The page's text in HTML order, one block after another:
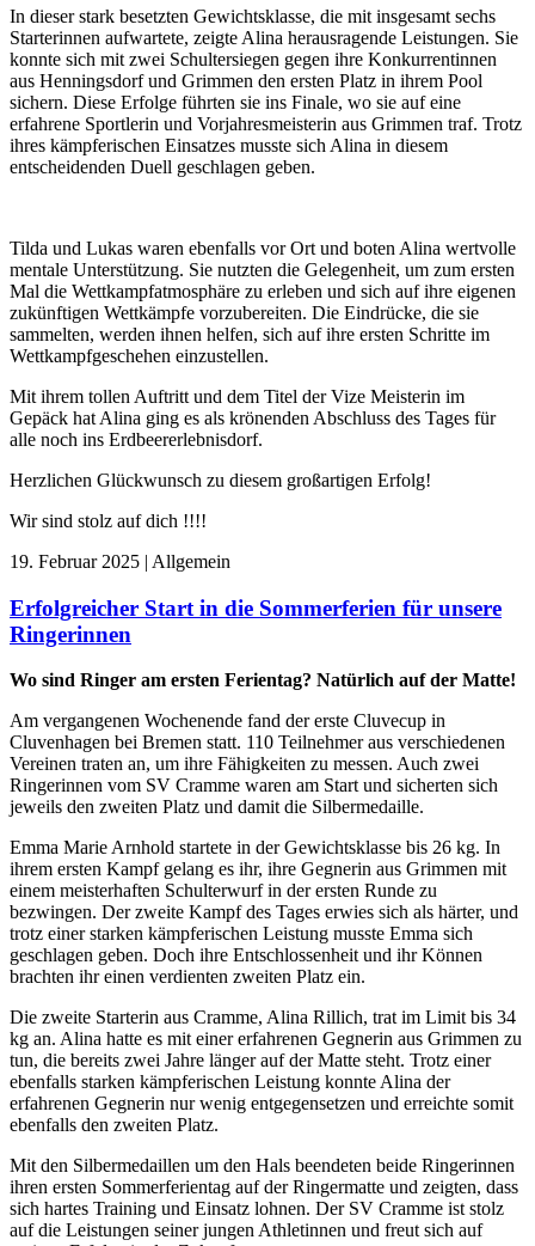
In dieser stark besetzten Gewichtsklasse, die mit insgesamt sechs
Starterinnen aufwartete, zeigte Alina herausragende Leistungen. Sie
konnte sich mit zwei Schultersiegen gegen ihre Konkurrentinnen
aus Henningsdorf und Grimmen den ersten Platz in ihrem Pool
sichern. Diese Erfolge führten sie ins Finale, wo sie auf eine
erfahrene Sportlerin und Vorjahresmeisterin aus Grimmen traf. Trotz
ihres kämpferischen Einsatzes musste sich Alina in diesem
entscheidenden Duell geschlagen geben.
Tilda und Lukas waren ebenfalls vor Ort und boten Alina wertvolle
mentale Unterstützung. Sie nutzten die Gelegenheit, um zum ersten
Mal die Wettkampfatmosphäre zu erleben und sich auf ihre eigenen
zukünftigen Wettkämpfe vorzubereiten. Die Eindrücke, die sie
sammelten, werden ihnen helfen, sich auf ihre ersten Schritte im
Wettkampfgeschehen einzustellen.
Mit ihrem tollen Auftritt und dem Titel der Vize Meisterin im
Gepäck hat Alina ging es als krönenden Abschluss des Tages für
alle noch ins Erdbeererlebnisdorf.
Herzlichen Glückwunsch zu diesem großartigen Erfolg!
Wir sind stolz auf dich !!!!
19. Februar 2025 | Allgemein
Erfolgreicher Start in die Sommerferien für unsere
Ringerinnen
Wo sind Ringer am ersten Ferientag? Natürlich auf der Matte!
Am vergangenen Wochenende fand der erste Cluvecup in
Cluvenhagen bei Bremen statt. 110 Teilnehmer aus verschiedenen
Vereinen traten an, um ihre Fähigkeiten zu messen. Auch zwei
Ringerinnen vom SV Cramme waren am Start und sicherten sich
jeweils den zweiten Platz und damit die Silbermedaille.
Emma Marie Arnhold startete in der Gewichtsklasse bis 26 kg. In
ihrem ersten Kampf gelang es ihr, ihre Gegnerin aus Grimmen mit
einem meisterhaften Schulterwurf in der ersten Runde zu
bezwingen. Der zweite Kampf des Tages erwies sich als härter, und
trotz einer starken kämpferischen Leistung musste Emma sich
geschlagen geben. Doch ihre Entschlossenheit und ihr Können
brachten ihr einen verdienten zweiten Platz ein.
Die zweite Starterin aus Cramme, Alina Rillich, trat im Limit bis 34
kg an. Alina hatte es mit einer erfahrenen Gegnerin aus Grimmen zu
tun, die bereits zwei Jahre länger auf der Matte steht. Trotz einer
ebenfalls starken kämpferischen Leistung konnte Alina der
erfahrenen Gegnerin nur wenig entgegensetzen und erreichte somit
ebenfalls den zweiten Platz.
Mit den Silbermedaillen um den Hals beendeten beide Ringerinnen
ihren ersten Sommerferientag auf der Ringermatte und zeigten, dass
sich hartes Training und Einsatz lohnen. Der SV Cramme ist stolz
auf die Leistungen seiner jungen Athletinnen und freut sich auf